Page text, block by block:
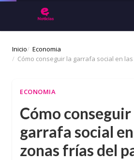
Inicio
Economia
Cómo conseguir la garrafa social en
ECONOMIA
Cómo conseguir
garrafa social
zonas frías del